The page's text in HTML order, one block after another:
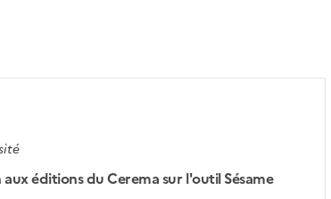
éditions du Cerema sur l'outil Sésame